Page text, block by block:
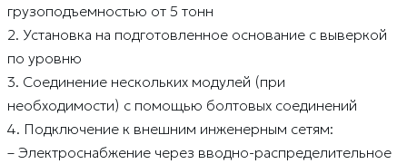
грузоподъемностью от 5 тонн
2. Установка на подготовленное основание с выверкой
по уровню
3. Соединение нескольких модулей (при
необходимости) с помощью болтовых соединений
4. Подключение к внешним инженерным сетям:
– Электроснабжение через вводно-распределительное